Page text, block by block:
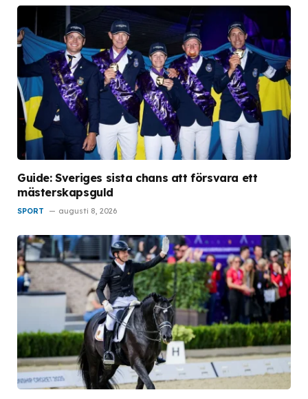
Guide: Sveriges sista chans att försvara ett
mästerskapsguld
SPORT augusti 8, 2026